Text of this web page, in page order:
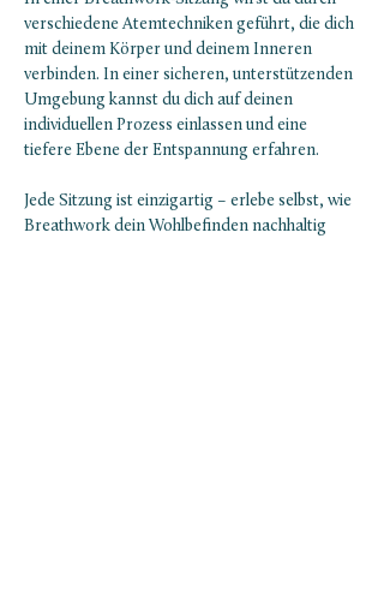
verschiedene Atemtechniken geführt, die dich
mit deinem Körper und deinem Inneren
verbinden. In einer sicheren, unterstützenden
Umgebung kannst du dich auf deinen
individuellen Prozess einlassen und eine
tiefere Ebene der Entspannung erfahren.
Jede Sitzung ist einzigartig – erlebe selbst, wie
Breathwork dein Wohlbefinden nachhaltig